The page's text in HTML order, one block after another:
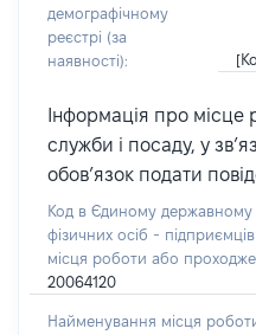
демографічному
реєстрі (за
наявності):
Інформація про
служби і посаду, у
обов’язок подати
Код в Єдиному державному
фізичних осіб -
місця роботи або
20064120
Найменування місця